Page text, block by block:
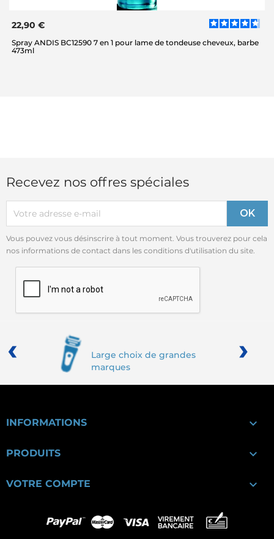
22,90 €
Spray ANDIS BC12590 7 en 1 pour lame de tondeuse cheveux, barbe
473ml
Recevez nos offres spéciales
Vous pouvez vous désinscrire à tout moment. Vous trouverez pour cela
nos informations de contact dans les conditions d'utilisation du site.
Large choix de grandes
marques
‹ ›
INFORMATIONS 
PRODUITS 
VOTRE COMPTE 